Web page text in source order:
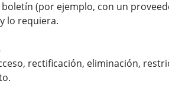
(por ejemplo, con un
lo requiera.
rectificación, eliminación,